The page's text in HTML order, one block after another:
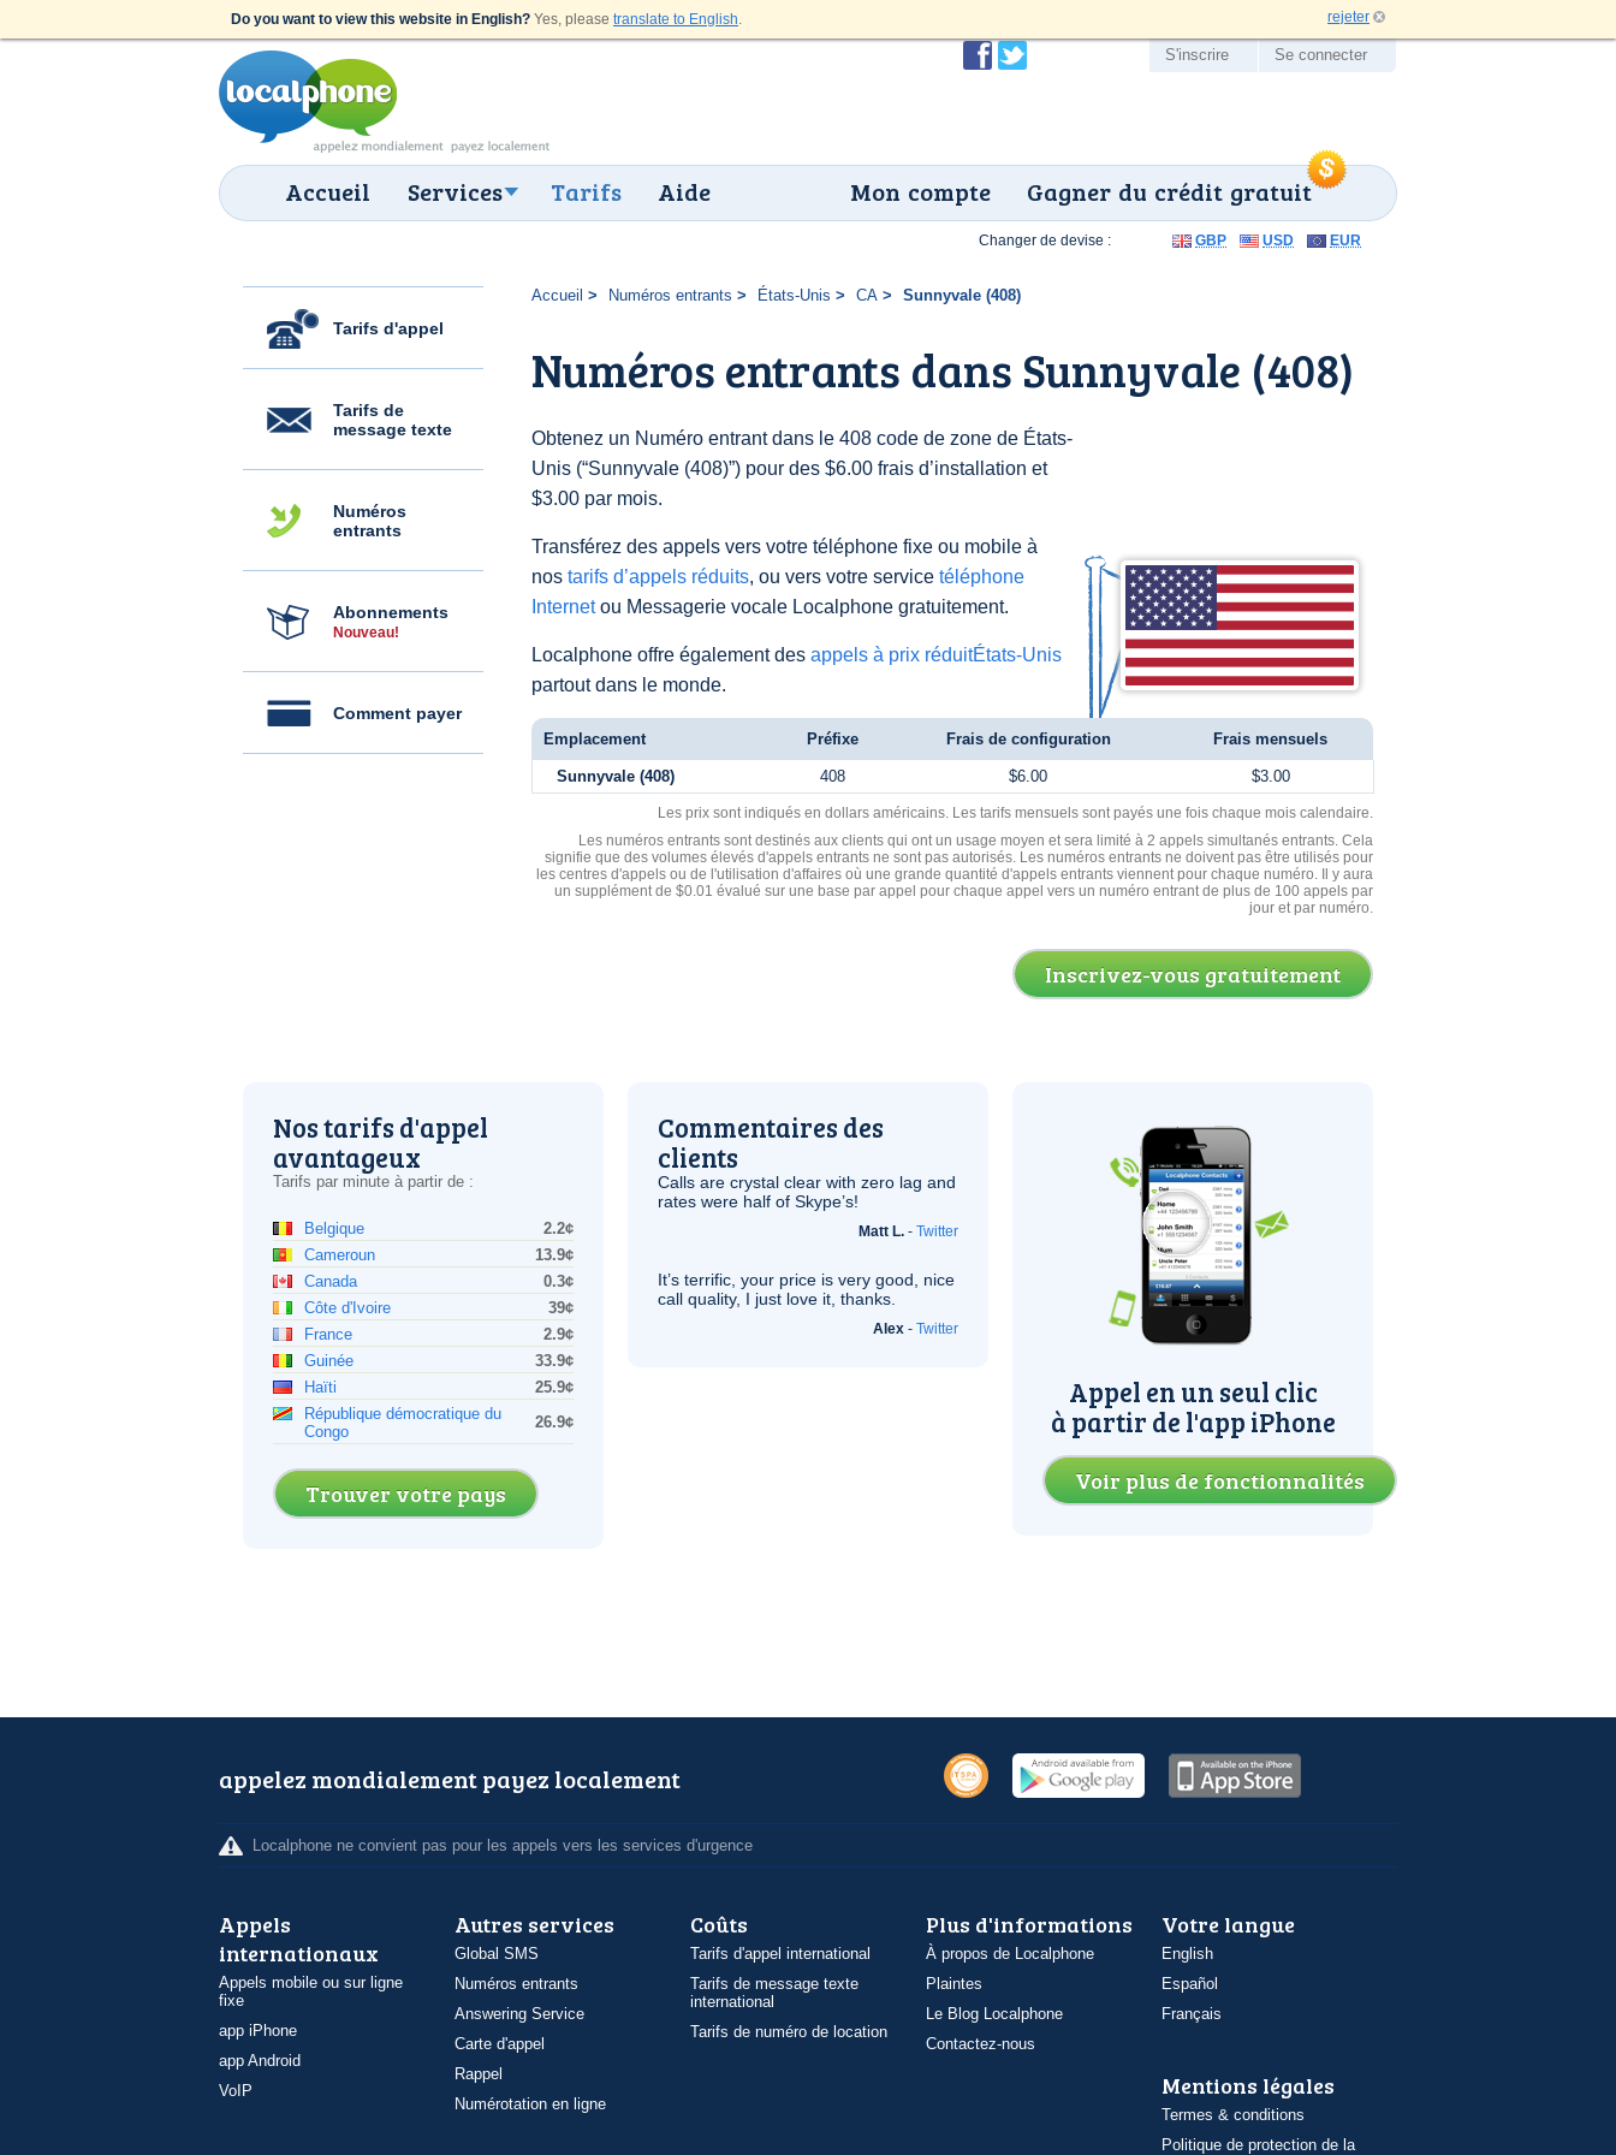
Do you want to view this website in English? Yes, please translate to English. rejeter
Accueil Services Tarifs Aide Gagner du crédit gratuit
Mon compte
S'inscrire Se connecter
Tarifs d'appel
Tarifs de
message texte
Numéros
entrants
Abonnements
Nouveau!
Comment payer
Accueil Numéros entrants États-Unis CA Sunnyvale (408)
Numéros entrants dans Sunnyvale (408)
Obtenez un Numéro entrant dans le 408 code de zone de États-
Unis (“Sunnyvale (408)”) pour des $6.00 frais d’installation et
$3.00 par mois.
Transférez des appels vers votre téléphone fixe ou mobile à
nos tarifs d’appels réduits, ou vers votre service téléphone
Internetou Messagerie vocale Localphone gratuitement.
Localphone offre également des appels à prix réduitÉtats-Unis
partout dans le monde.
Changer de devise : GBP USD EUR
Emplacement Préfixe Frais de configuration Frais mensuels
Sunnyvale (408) 408 $6.00 $3.00
Les prix sont indiqués en dollars américains. Les tarifs mensuels sont payés une fois chaque mois calendaire.
Les numéros entrants sont destinés aux clients qui ont un usage moyen et sera limité à 2 appels simultanés entrants. Cela
signifie que des volumes élevés d'appels entrants ne sont pas autorisés. Les numéros entrants ne doivent pas être utilisés pour
les centres d'appels ou de l'utilisation d'affaires où une grande quantité d'appels entrants viennent pour chaque numéro. Il y aura
un supplément de $0.01 évalué sur une base par appel pour chaque appel vers un numéro entrant de plus de 100 appels par
jour et par numéro.
Inscrivez-vous gratuitement
Nos tarifs d'appel
avantageux
Tarifs par minute à partir de :
Belgique
2.2¢
Cameroun
13.9¢
Canada
0.3¢
Côte d'Ivoire
39¢
France
2.9¢
Guinée
33.9¢
Haïti
25.9¢
République démocratique du
Congo
26.9¢
Trouver votre pays
Commentaires des
clients
Calls are crystal clear with zero lag and
rates were half of Skype’s!
Matt L. - Twitter
It’s terrific, your price is very good, nice
call quality, I just love it, thanks.
Alex - Twitter
Appel en un seul clic
à partir de l'app iPhone
Voir plus de fonctionnalités
appelez mondialement payez localement
Localphone ne convient pas pour les appels vers les services d'urgence
Appels
internationaux
Appels mobile ou sur ligne
fixe
app iPhone
app Android
VoIP
Autres services
Global SMS
Numéros entrants
Answering Service
Carte d'appel
Rappel
Numérotation en ligne
Coûts
Tarifs d'appel international
Tarifs de message texte
international
Tarifs de numéro de location
Plus d'informations
À propos de Localphone
Plaintes
Le Blog Localphone
Contactez-nous
Votre langue
English
Español
Français
Mentions légales
Termes & conditions
Politique de protection de la